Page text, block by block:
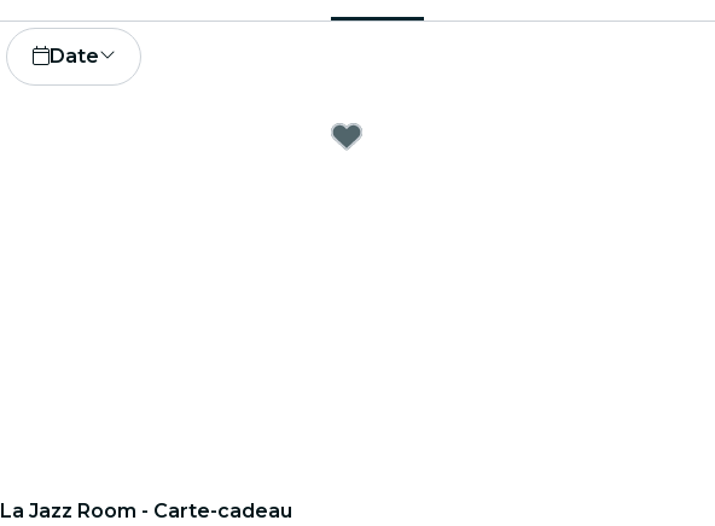
Date
La Jazz Room - Carte-cadeau